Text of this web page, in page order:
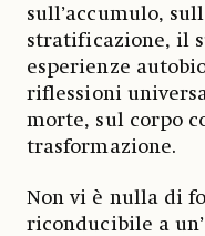
sull’accumulo,
stratificazione, il
esperienze
riflessioni
morte, sul corpo
trasformazione.
Non vi è nulla di
riconducibile a